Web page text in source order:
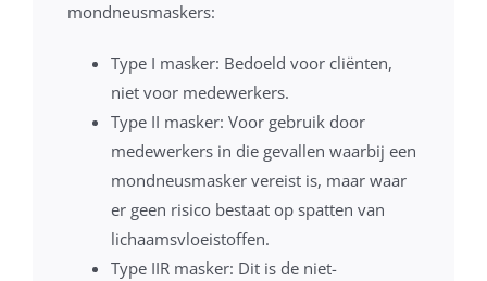
mondneusmaskers:
Type I masker: Bedoeld voor cliënten,
niet voor medewerkers.
Type II masker: Voor gebruik door
medewerkers in die gevallen waarbij een
mondneusmasker vereist is, maar waar
er geen risico bestaat op spatten van
lichaamsvloeistoffen.
Type IIR masker: Dit is de niet-